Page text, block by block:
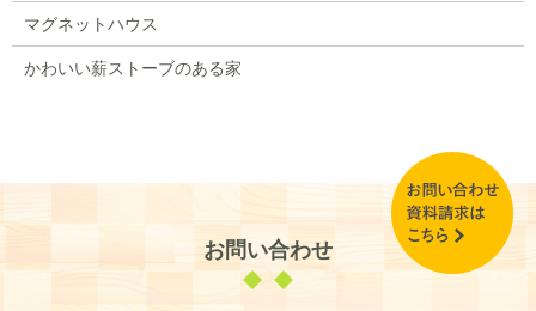
マグネットハウス
かわいい薪ストーブのある家
お問い合わせ